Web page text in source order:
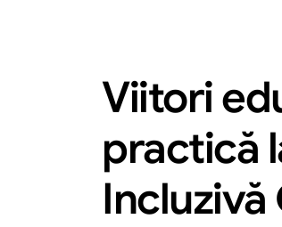
Viitori
practică
Incluzivă